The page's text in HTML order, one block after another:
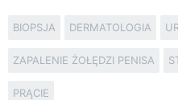
BIOPSJA DERMATOLOGIA
ZAPALENIE ŻOŁĘDZI PENISA
PRĄCIE